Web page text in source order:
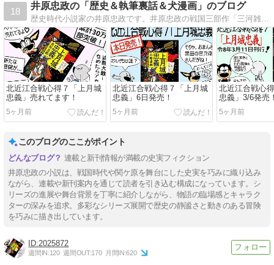
18
井原忠政の「歴史＆執筆裏話＆犬漫画」のブログ
歴史時代小説家の井原忠政です。井原忠政の戦国三部作「三河雑兵心得・北近江合戦心得・真田武士心得」のネタを中心に犬漫画などをお届けします。
北近江合戦心得７「上月城
忠義」売れてます！
5ヶ月前
北近江合戦心得７「上月城
忠義」6日発売！
5ヶ月前
北近江合戦心
忠義」3/6発売
5ヶ月前
このブログのここがポイント
連載と新刊情報が満載の史実フィクション
井原忠政の小説は、戦国時代や関ケ原を舞台にした史実を巧みに織り込み
ながら、連載や新刊案内を通じて読者を引き込む構成になっています。シ
リーズの進展や舞台背景を丁寧に紹介しながら、物語の臨場感とキャラク
ターの深みを追求。多彩なシリーズ展開で歴史の静謐さと動きのある冒険
を巧みに描き出しています。
2025872
週間IN:120 週間OUT:170 月間IN:620